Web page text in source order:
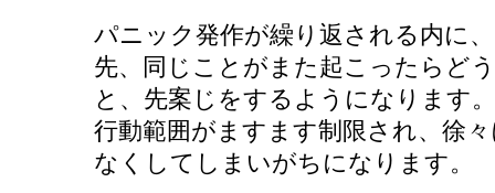
パニック発作が繰り返される内に
先、同じことがまた起こったらど
と、先案じをするようになります
行動範囲がますます制限され、徐
なくしてしまいがちになります。